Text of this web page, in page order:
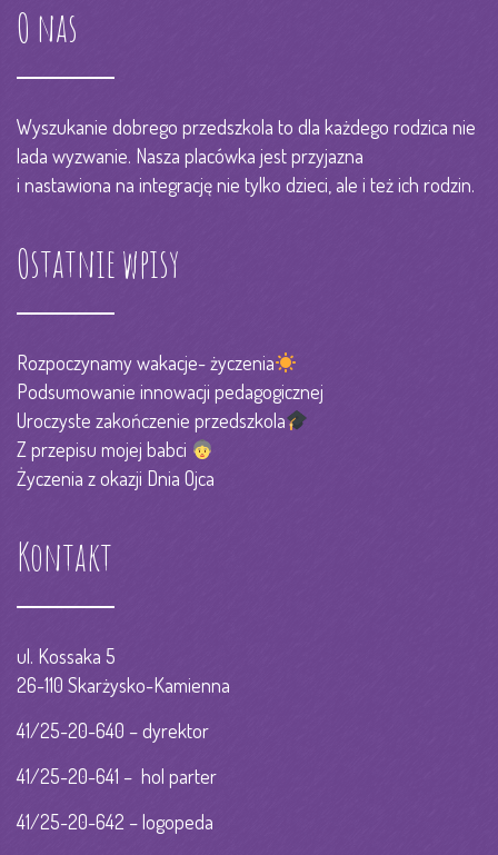
O nas
Wyszukanie dobrego przedszkola to dla każdego rodzica nie
lada wyzwanie. Nasza placówka jest przyjazna
i nastawiona na integrację nie tylko dzieci, ale i też ich rodzin.
Ostatnie wpisy
Rozpoczynamy wakacje- życzenia
Podsumowanie innowacji pedagogicznej
Uroczyste zakończenie przedszkola
Z przepisu mojej babci
Życzenia z okazji Dnia Ojca
Kontakt
ul. Kossaka 5
26-110 Skarżysko-Kamienna
41/25-20-640 – dyrektor
41/25-20-641 – hol parter
41/25-20-642 – logopeda